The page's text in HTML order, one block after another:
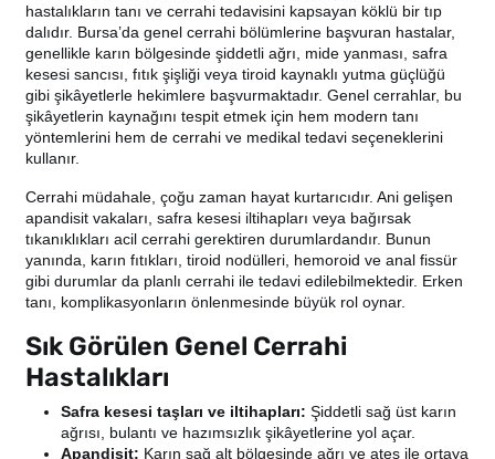
hastalıkların tanı ve cerrahi tedavisini kapsayan köklü bir tıp
dalıdır. Bursa’da genel cerrahi bölümlerine başvuran hastalar,
genellikle karın bölgesinde şiddetli ağrı, mide yanması, safra
kesesi sancısı, fıtık şişliği veya tiroid kaynaklı yutma güçlüğü
gibi şikâyetlerle hekimlere başvurmaktadır. Genel cerrahlar, bu
şikâyetlerin kaynağını tespit etmek için hem modern tanı
yöntemlerini hem de cerrahi ve medikal tedavi seçeneklerini
kullanır.
Cerrahi müdahale, çoğu zaman hayat kurtarıcıdır. Ani gelişen
apandisit vakaları, safra kesesi iltihapları veya bağırsak
tıkanıklıkları acil cerrahi gerektiren durumlardandır. Bunun
yanında, karın fıtıkları, tiroid nodülleri, hemoroid ve anal fissür
gibi durumlar da planlı cerrahi ile tedavi edilebilmektedir. Erken
tanı, komplikasyonların önlenmesinde büyük rol oynar.
Sık Görülen Genel Cerrahi
Hastalıkları
Safra kesesi taşları ve iltihapları: Şiddetli sağ üst karın
ağrısı, bulantı ve hazımsızlık şikâyetlerine yol açar.
Apandisit: Karın sağ alt bölgesinde ağrı ve ateş ile ortaya